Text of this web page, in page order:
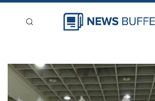
新聞稿分類
登入